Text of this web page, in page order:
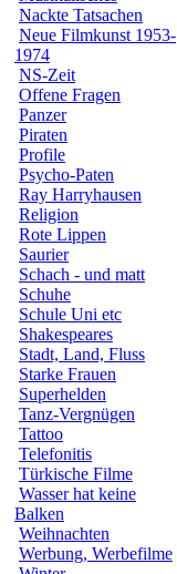
Nackte Tatsachen
Neue Filmkunst 1953-
1974
NS-Zeit
Offene Fragen
Panzer
Piraten
Profile
Psycho-Paten
Ray Harryhausen
Religion
Rote Lippen
Saurier
Schach - und matt
Schuhe
Schule Uni etc
Shakespeares
Stadt, Land, Fluss
Starke Frauen
Superhelden
Tanz-Vergnügen
Tattoo
Telefonitis
Türkische Filme
Wasser hat keine
Balken
Weihnachten
Werbung, Werbefilme